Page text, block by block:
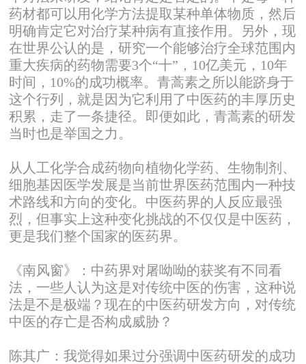
药材都可以用化学方法提取某种单体物质，然后
明确肯定它对治疗某种病有直接作用。另外，现
在世界公认的是，研究一个能够治疗全球范围内
重大疾病的药物需要3个“十”，10亿美元，10年
时间，10%的成功概率。青蒿素之所以能跻身于
这个行列，就是因为它利用了中医药的丰厚历史
积累，走了一条捷径。即便如此，青蒿素的研发
当时也是举国之力。
从人工化学合成药物向植物化学药、生物制剂、
细胞基因医学发展是当前世界医药范围内一种技
术路线和方向的变化。中医药界的人反应最强
烈，但事实上这种变化挑战的不仅仅是中医药，
更是我们整个国家的医药界。
《南风窗》：中药界对屠呦呦的获奖有不同看
法，一些人认为这是对传统中医的伤害，这种说
法是不是极端？现在的中医药研发方向，对传统
中医的存亡是否构成威胁？
陈其广：我觉得如果过分强调中医药研发的成功